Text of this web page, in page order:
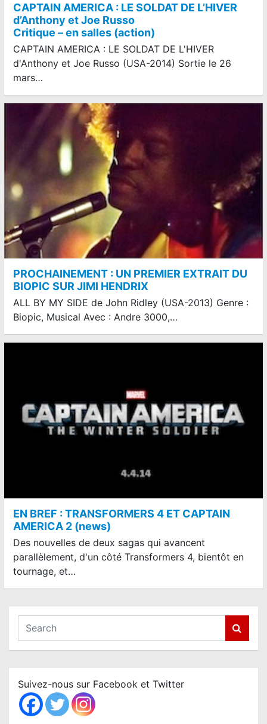
CAPTAIN AMERICA : LE SOLDAT DE L’HIVER
d’Anthony et Joe Russo
Critique – en salles (action)
CAPTAIN AMERICA : LE SOLDAT DE L'HIVER
d'Anthony et Joe Russo (USA-2014) Sortie le 26
mars…
PROCHAINEMENT : UN PREMIER EXTRAIT DU
BIOPIC SUR JIMI HENDRIX
ALL BY MY SIDE de John Ridley (USA-2013) Genre :
Biopic, Musical Avec : Andre 3000,…
EN BREF : TRANSFORMERS 4 ET CAPTAIN
AMERICA 2 (news)
Des nouvelles de deux sagas qui avancent
parallèlement, d'un côté Transformers 4, bientôt en
tournage, et…
a
c
h
Suivez-nous sur Facebook et Twitter